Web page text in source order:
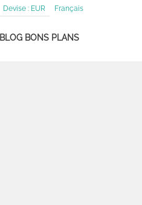
Français
Devise : EUR
BLOG BONS PLANS